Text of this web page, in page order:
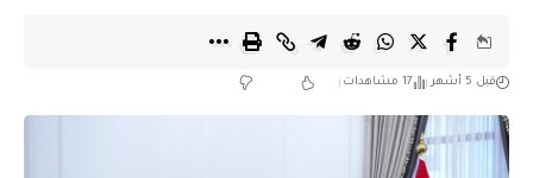
قبل 5 أشهر 17 مشاهدات